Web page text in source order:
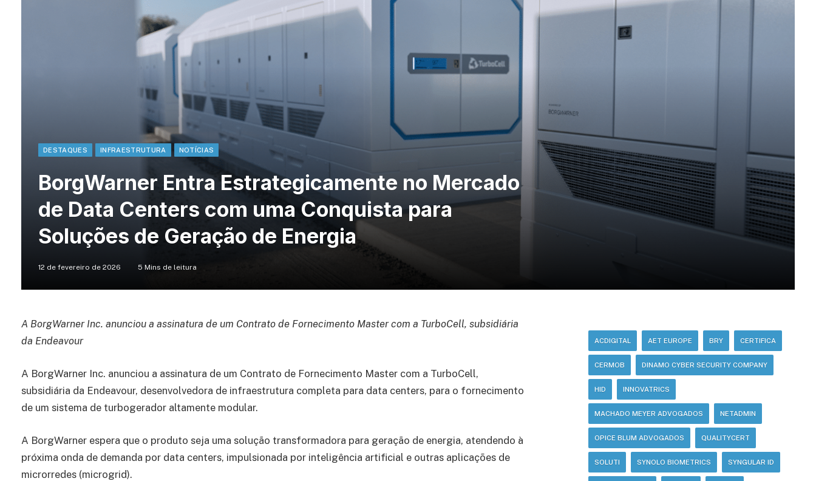
DESTAQUES INFRAESTRUTURA NOTÍCIAS
BorgWarner Entra Estrategicamente no Mercado
de Data Centers com uma Conquista para
Soluções de Geração de Energia
12 de fevereiro de 2026 5 Mins de leitura
A BorgWarner Inc. anunciou a assinatura de um Contrato de Fornecimento Master com a TurboCell, subsidiária
da Endeavour
A BorgWarner Inc. anunciou a assinatura de um Contrato de Fornecimento Master com a TurboCell,
subsidiária da Endeavour, desenvolvedora de infraestrutura completa para data centers, para o fornecimento
de um sistema de turbogerador altamente modular.
A BorgWarner espera que o produto seja uma solução transformadora para geração de energia, atendendo à
próxima onda de demanda por data centers, impulsionada por inteligência artificial e outras aplicações de
microrredes (microgrid).
ACDIGITAL AET EUROPE BRY CERTIFICA
CERMOB DINAMO CYBER SECURITY COMPANY
HID INNOVATRICS
MACHADO MEYER ADVOGADOS NETADMIN
OPICE BLUM ADVOGADOS QUALITYCERT
SOLUTI SYNOLO BIOMETRICS SYNGULAR ID